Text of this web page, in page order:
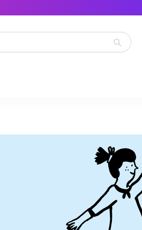
starten